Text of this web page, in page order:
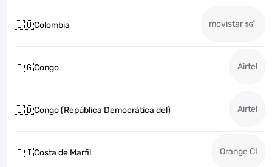
🇨🇴Colombia movistar
🇨🇬Congo Airtel
🇨🇩Congo (República Democrática del) Airtel
🇨🇮Costa de Marfil Orange CI